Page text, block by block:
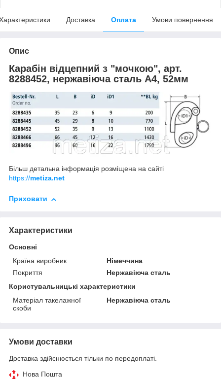
Доставка Оплата Умови повернення
Опис
Карабін відцепний з "мочкою", арт.
8288452, нержавіюча сталь А4, 52мм
Більш детальна інформація розміщена на сайті
https://metiza.net
Приховати
Характеристики
Основні
Країна виробник
Німеччина
Покриття
Нержавіюча сталь
Користувальницькі характеристики
Матеріал такелажної
скоби
Нержавіюча сталь
Умови доставки
Доставка здійснюється тільки по передоплаті.
Нова Пошта